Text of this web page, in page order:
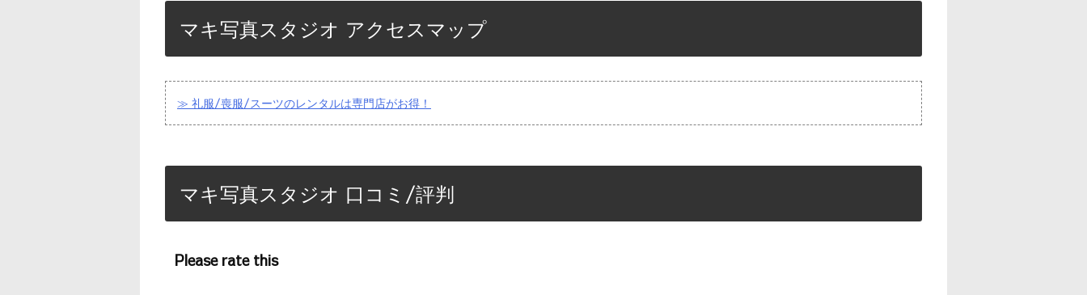
マキ写真スタジオ アクセスマップ
≫ 礼服/喪服/スーツのレンタルは専門店がお得！
マキ写真スタジオ 口コミ/評判
Please rate this